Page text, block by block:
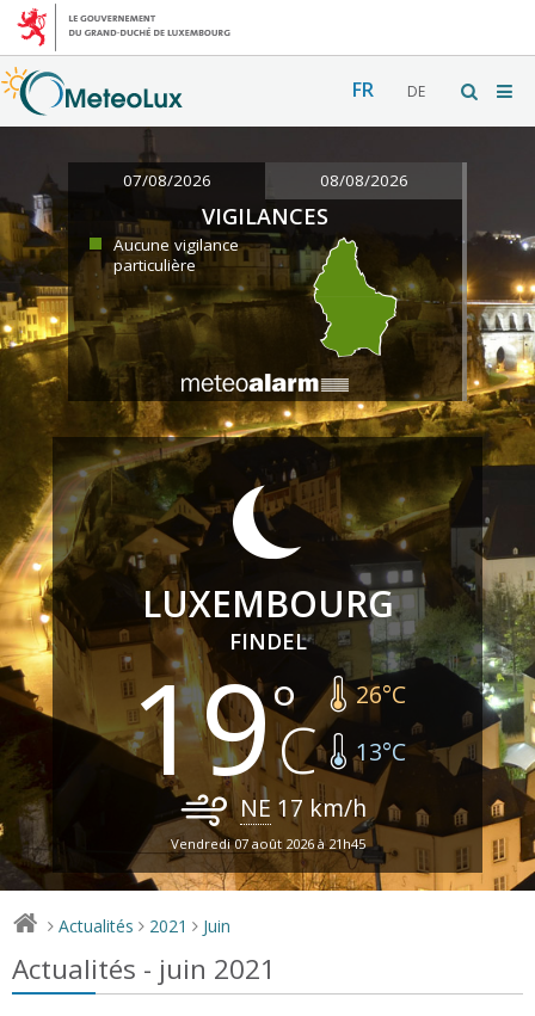
FR DE
07/08/2026 08/08/2026
VIGILANCES
Aucune vigilance
particulière
LUXEMBOURG
FINDEL
19 26°C
13°C
NE 17 km/h
Vendredi 07 août 2026 à 21h45
> Actualités > 2021 > Juin
Actualités - juin 2021